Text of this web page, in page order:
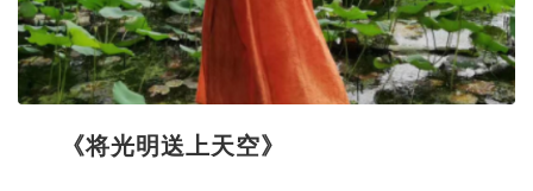
《将光明送上天空》